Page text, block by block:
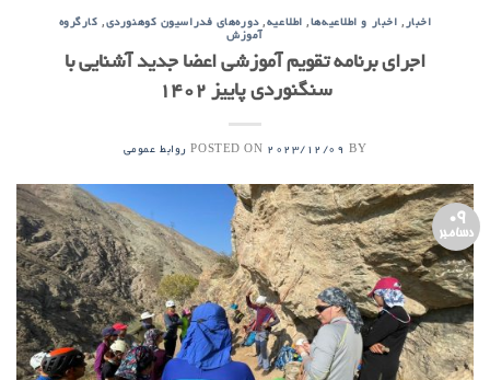
اخبار , اخبار و اطلاعیه‌ها, اطلاعیه,دوره‌های فدراسیون کوهنوردی, کارگروه
آموزش
اجرای برنامه تقویم آموزشی اعضا جدید آشنایی با
سنگنوردی پاییز 1402
POSTED ON 2023/12/09 BY روابط عمومی
09
دسامبر